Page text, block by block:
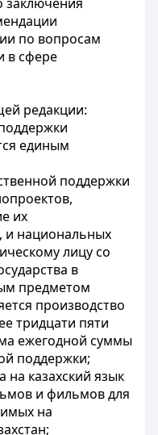
по вопросам
в сфере
редакции:
единым
поддержки
их
национальных
лицу со
в
предметом
производство
тридцати пяти
ежегодной суммы
поддержки;
казахский язык
и фильмов для
на